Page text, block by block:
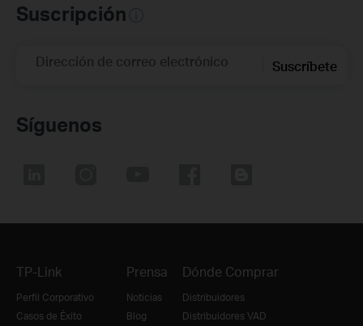
Suscripción
Dirección de correo electrónico Suscríbete
Síguenos
TP-Link
Perfil Corporativo
Casos de Éxito
Prensa
Noticias
Blog
Dónde Comprar
Distribuidores
Distribuidores VAD